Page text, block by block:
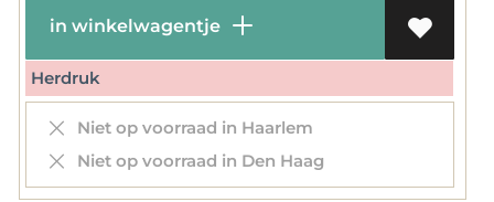
in winkelwagentje
Herdruk
Niet op voorraad in Haarlem
Niet op voorraad in Den Haag